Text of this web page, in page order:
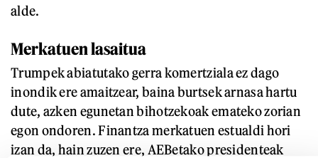
alde.
Merkatuen lasaitua
Trumpek abiatutako gerra komertziala ez dago
inondik ere amaitzear, baina burtsek arnasa hartu
dute, azken egunetan bihotzekoak emateko zorian
egon ondoren. Finantza merkatuen estualdi hori
izan da, hain zuzen ere, AEBetako presidenteak